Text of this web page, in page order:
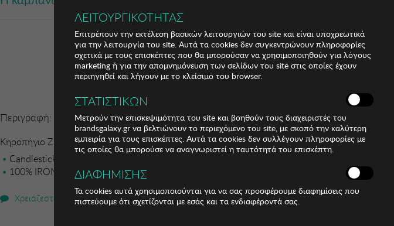
Περιγραφή:
Κηροπήγιο Zsa Zsa Zsu
Candlestick
100% IRON
Χρειάζεστε βοήθεια;
ΛΕΙΤΟΥΡΓΙΚΟΤΗΤΑΣ
Επιτρέπουν την εκτέλεση βασικών λειτουργιών του site και είναι υποχρεωτικά
για την λειτουργία του site. Αυτά τα cookies δεν συγκεντρώνουν πληροφορίες
σχετικά με τους επισκέπτες που θα μπορούσαν να χρησιμοποιηθούν για λόγους
marketing ή για την απομνημόνευση των σελίδων του site στις οποίες έχουν
περιηγηθεί και λήγουν με το κλείσιμο του browser.
ΣΤΑΤΙΣΤΙΚΩΝ
Μετρούν την επισκεψιμότητα του site και βοηθούν τους διαχειριστές του
brandsgalaxy.gr να βελτιώνουν το περιεχόμενο του site, με σκοπό την καλύτερη
εμπειρία για τους επισκέπτες. Αυτά τα cookies δεν συλλέγουν πληροφορίες με
τις οποίες θα μπορούσε να αναγνωριστεί η ταυτότητά του επισκέπτη.
ΔΙΑΦΗΜΙΣΗΣ
Τα cookies αυτά χρησιμοποιούνται για να σας προσφέρουμε διαφημίσεις που
πιστεύουμε ότι σχετίζονται με εσάς και τα ενδιαφέροντά σας.